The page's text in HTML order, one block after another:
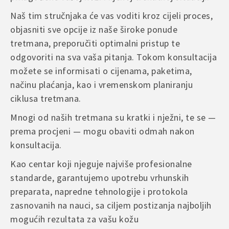
putem e-maila ili kontakt forme na web stranici, kako bismo što brže
riješili situaciju.
Email*
Save my name, email, and website in this browser for
the next time I comment.
l
t
n
a
t
i
Naš tim stručnjaka će vas voditi kroz cijeli proces,
objasniti sve opcije iz naše široke ponude
tretmana, preporučiti optimalni pristup te
odgovoriti na sva vaša pitanja. Tokom konsultacija
možete se informisati o cijenama, paketima,
načinu plaćanja, kao i vremenskom planiranju
ciklusa tretmana.
Mnogi od naših tretmana su kratki i nježni, te se —
prema procjeni — mogu obaviti odmah nakon
konsultacija.
Kao centar koji njeguje najviše profesionalne
standarde, garantujemo upotrebu vrhunskih
preparata, napredne tehnologije i protokola
zasnovanih na nauci, sa ciljem postizanja najboljih
mogućih rezultata za vašu kožu